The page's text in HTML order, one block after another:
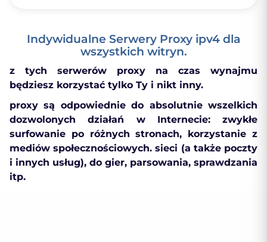
Indywidualne Serwery Proxy ipv4 dla
wszystkich witryn.
z tych serwerów proxy na czas wynajmu
będziesz korzystać tylko Ty i nikt inny.
proxy są odpowiednie do absolutnie wszelkich
dozwolonych działań w Internecie: zwykłe
surfowanie po różnych stronach, korzystanie z
mediów społecznościowych. sieci (a także poczty
i innych usług), do gier, parsowania, sprawdzania
itp.